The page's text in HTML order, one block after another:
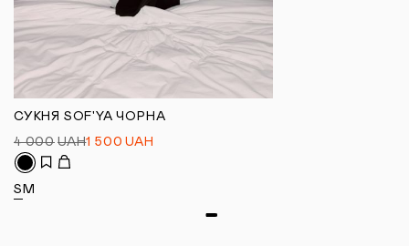
СУКНЯ SOF'YA ЧОРНА
4 000 UAH1 500 UAH
S M